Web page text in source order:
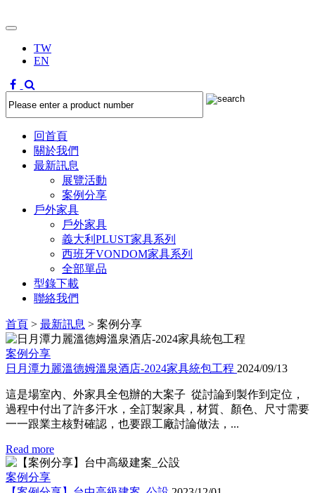
TW
EN
回首頁
關於我們
最新訊息
展覽活動
案例分享
戶外家具
戶外家具
義大利PLUST家具系列
西班牙VONDOM家具系列
全部單品
型錄下載
聯絡我們
首頁 > 最新訊息 > 案例分享
案例分享
日月潭力麗溫德姆溫泉酒店-2024家具統包工程 2024/09/13
這是場室內、外家具全包辦的大案子 從討論到製作到定位，
過程中付出了許多汗水，全訂製家具，材質、顏色、尺寸需要
一一跟業主核對確認，也要跟工廠討論做法，...
Read more
案例分享